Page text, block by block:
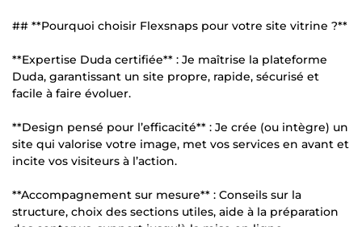
## **Pourquoi choisir Flexsnaps pour votre site vitrine ?**
**Expertise Duda certifiée** : Je maîtrise la plateforme
Duda, garantissant un site propre, rapide, sécurisé et
facile à faire évoluer.
**Design pensé pour l’efficacité** : Je crée (ou intègre) un
site qui valorise votre image, met vos services en avant et
incite vos visiteurs à l’action.
**Accompagnement sur mesure** : Conseils sur la
structure, choix des sections utiles, aide à la préparation